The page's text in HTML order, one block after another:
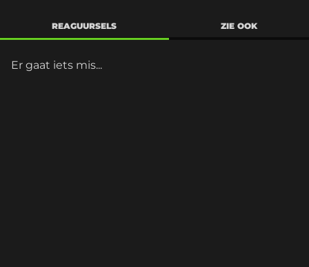
REAGUURSELS ZIE OOK
Er gaat iets mis...